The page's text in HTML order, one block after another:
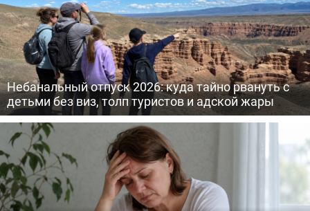
Небанальный отпуск 2026: куда тайно рвануть с
детьми без виз, толп туристов и адской жары